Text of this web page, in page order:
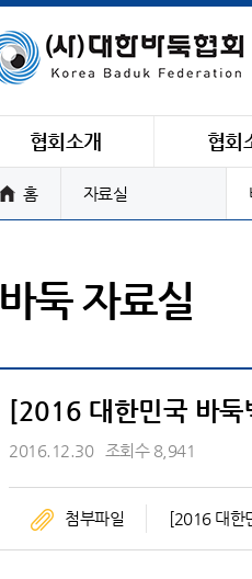
협회소개 협회
홈 자료실
바둑 자료실
[2016 대한민국 바둑
2016.12.30 조회수 8,941
첨부파일 [2016 대한